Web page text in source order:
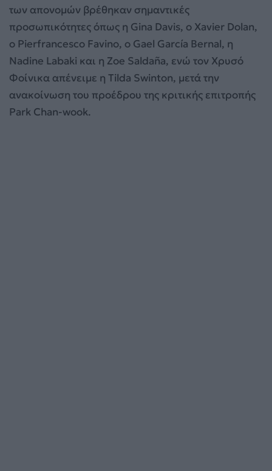
των απονομών βρέθηκαν σημαντικές
προσωπικότητες όπως η Gina Davis, ο Xavier Dolan,
ο Pierfrancesco Favino, ο Gael García Bernal, η
Nadine Labaki και η Zoe Saldaña, ενώ τον Χρυσό
Φοίνικα απένειμε η Tilda Swinton, μετά την
ανακοίνωση του προέδρου της κριτικής επιτροπής
Park Chan-wook.